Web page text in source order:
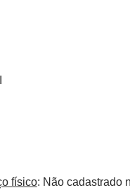
físico: Não cadastrado